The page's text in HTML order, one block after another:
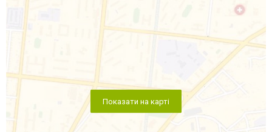
Показати на карті